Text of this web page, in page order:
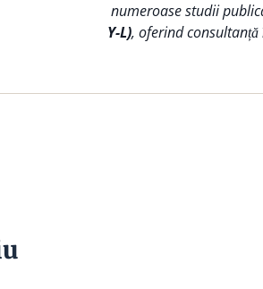
numeroase studii
Y-L), oferind